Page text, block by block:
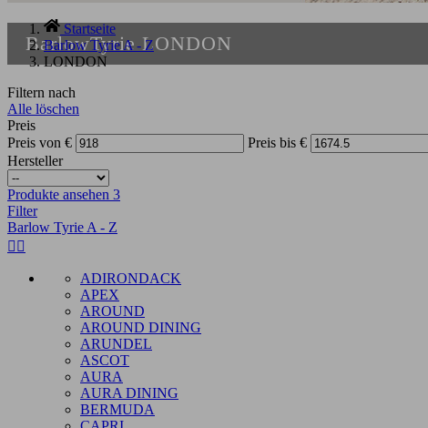
BarlowTyrie LONDON
Startseite
Barlow Tyrie A - Z
LONDON
Filtern nach
Alle löschen
Preis
Preis von € Preis bis €
Hersteller
Produkte ansehen 3
Filter
Barlow Tyrie A - Z
 
ADIRONDACK
APEX
AROUND
AROUND DINING
ARUNDEL
ASCOT
AURA
AURA DINING
BERMUDA